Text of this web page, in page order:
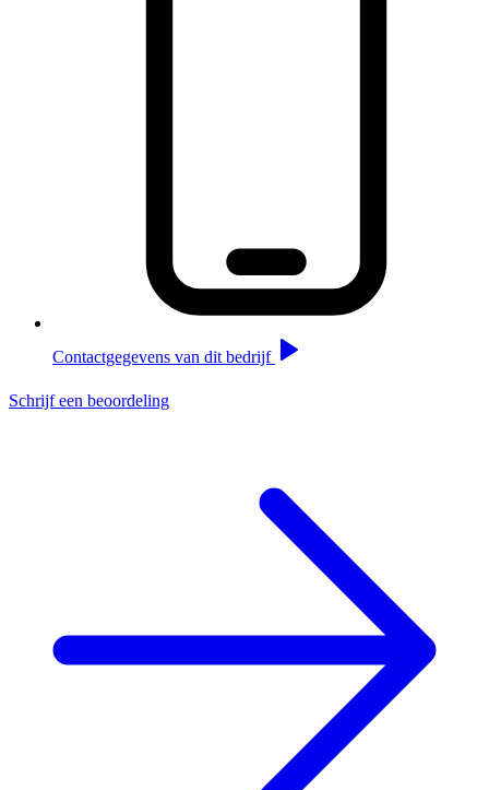
Contactgegevens van dit bedrijf
Schrijf een beoordeling